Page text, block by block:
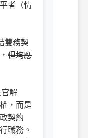
者（情
雙務契
但均應
官解
，而是
契約
職務。